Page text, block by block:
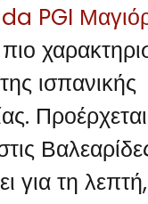
PGI
ισπανικής
για τη